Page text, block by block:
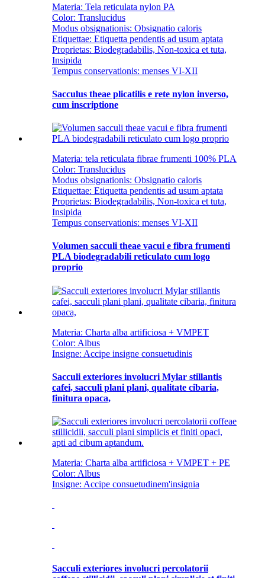
Materia: Tela reticulata nylon PA
Color: Translucidus
Modus obsignationis: Obsignatio caloris
Etiquettae: ​​Etiquetta pendentis ad usum aptata
Proprietas: Biodegradabilis, Non-toxica et tuta,
Insipida
Tempus conservationis: menses VI-XII
Sacculus theae plicatilis e rete nylon inverso,
cum inscriptione
Materia: tela reticulata fibrae frumenti 100% PLA
Color: Translucidus
Modus obsignationis: Obsignatio caloris
Etiquettae: ​​Etiquetta pendentis ad usum aptata
Proprietas: Biodegradabilis, Non-toxica et tuta,
Insipida
Tempus conservationis: menses VI-XII
Volumen sacculi theae vacui e fibra frumenti
PLA biodegradabili reticulato cum logo
proprio
Materia: Charta alba artificiosa + VMPET
Color: Albus
Insigne: Accipe insigne consuetudinis
Sacculi exteriores involucri Mylar stillantis
cafei, sacculi plani plani, qualitate cibaria,
finitura opaca,
Materia: Charta alba artificiosa + VMPET + PE
Color: Albus
Insigne: Accipe consuetudinem'insignia
Sacculi exteriores involucri percolatorii